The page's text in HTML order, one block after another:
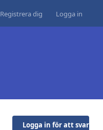
Registrera dig Logga in
Logga in för att svara